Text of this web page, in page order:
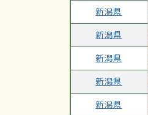
新潟県
新潟県
新潟県
新潟県
新潟県